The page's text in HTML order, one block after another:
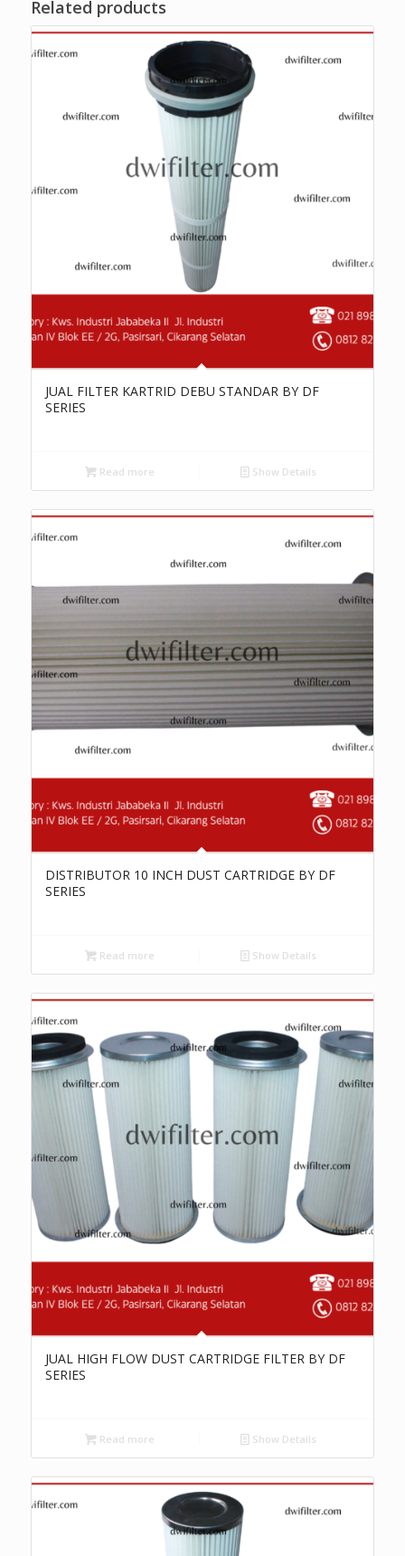
Related products
JUAL FILTER KARTRID DEBU STANDAR BY DF
SERIES
Read more Show Details
DISTRIBUTOR 10 INCH DUST CARTRIDGE BY DF
SERIES
Read more Show Details
JUAL HIGH FLOW DUST CARTRIDGE FILTER BY DF
SERIES
Read more Show Details